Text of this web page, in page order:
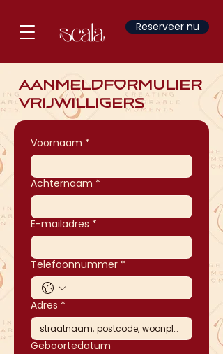
Reserveer nu
Aanmeldformulier
Vrijwilligers
Voornaam *
Achternaam *
E-mailadres *
Telefoonnummer *
Adres *
Geboortedatum